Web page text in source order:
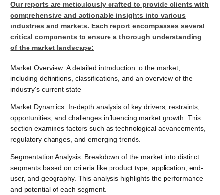
Our reports are meticulously crafted to provide clients with
comprehensive and actionable insights into various
industries and markets. Each report encompasses several
critical components to ensure a thorough understanding
of the market landscape:
Market Overview: A detailed introduction to the market,
including definitions, classifications, and an overview of the
industry's current state.
Market Dynamics: In-depth analysis of key drivers, restraints,
opportunities, and challenges influencing market growth. This
section examines factors such as technological advancements,
regulatory changes, and emerging trends.
Segmentation Analysis: Breakdown of the market into distinct
segments based on criteria like product type, application, end-
user, and geography. This analysis highlights the performance
and potential of each segment.